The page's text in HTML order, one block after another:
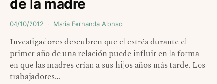
de la madre
04/10/2012 Maria Fernanda Alonso
Investigadores descubren que el estrés durante el
primer año de una relación puede influir en la forma
en que las madres crían a sus hijos años más tarde. Los
trabajadores…